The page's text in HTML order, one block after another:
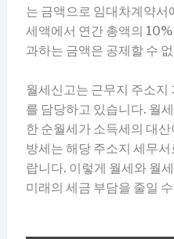
는 금액으로 임대차계약서
세액에서 연간 총액의
과하는 금액은 공제할 수
월세신고는 근무지 주소지
를 담당하고 있습니다. 월
한 순월세가 소득세의 대
방세는 해당 주소지 세무
랍니다. 이렇게 월세와 월
미래의 세금 부담을 줄일